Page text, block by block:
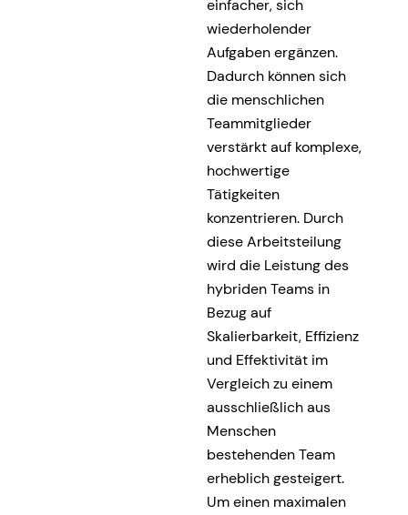
einfacher, sich
wiederholender
Aufgaben ergänzen.
Dadurch können sich
die menschlichen
Teammitglieder
verstärkt auf komplexe,
hochwertige
Tätigkeiten
konzentrieren. Durch
diese Arbeitsteilung
wird die Leistung des
hybriden Teams in
Bezug auf
Skalierbarkeit, Effizienz
und Effektivität im
Vergleich zu einem
ausschließlich aus
Menschen
bestehenden Team
erheblich gesteigert.
Um einen maximalen